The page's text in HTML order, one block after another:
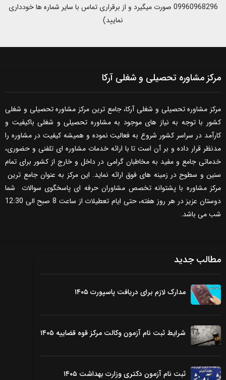
09960968296 صورت میگیرد و از برقراری تماس با سایر شماره ها خودداری
نمایید)
مرکز مشاوره تحصیلی و شغلی آرکا
مرکز مشاوره تحصیلی و شغلی آرکا، جامع ترین مرکز مشاوره تحصیلی و شغلی
کشور با توجه به نیاز های موجود به مشاوره تحصیلی و شغلی باکیفیت و
کارآمد در سراسر کشور شروع به فعالیت نموده و همیشه کیفیت در مشاوره را
مدنظر قرار داده و بر آن است تا با ارائه خدمات مشاوره ای تلفنی و حضوری،
خدماتی جامع و مفید به مخاطبان گرامی در داخل و خارج از کشور برای تمام
سنین و سطوح در زمینه های فوق ارائه نماید. این مرکز به عنوان جامع ترین
مرکز مشاوره با پشتوانه تخصص مشاوران حرفه ای پاسخگوی سوالات شما
دوستان عزیز در هر روز هفته، حتی ایام تعطیلات از ساعت 8 صبح الی 12:30
شب می باشد.
مطالب جدید
مدارک لازم برای دریافت پاسپورت ۱۴۰۵
شرایط ثبت نام آزمون وکالت مرکز قوه قضاییه ۱۴۰۵
ثبت نام آزمون دکتری وزارت بهداشت ۱۴۰۵